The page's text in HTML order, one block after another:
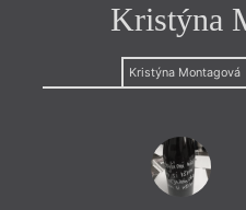
Kristýna
Kristýna Montagová